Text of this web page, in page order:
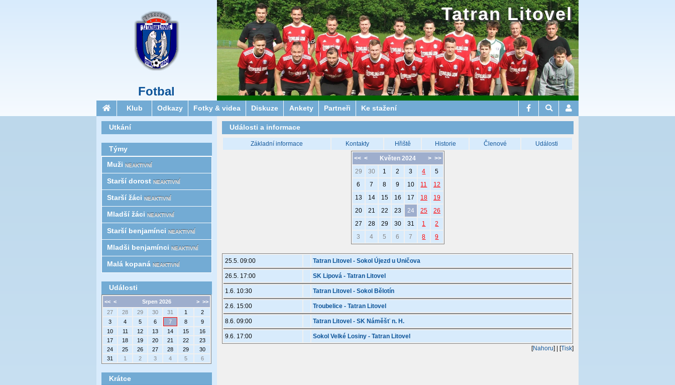
Fotbal
Tatran Litovel
Klub Odkazy Fotky & videa Diskuze Ankety Partneři Ke stažení
Události a informace
Základní informace Kontakty Hřiště Historie Členové Události
<< < > >>
Květen 2024
29
30 1 2 3 4
5
6
7 8 9 10 11
12
13
14 15 16 17 18
19
20
21 22 23 24 25
26
27
28 29 30 31 1
2
3
4 5 6 7 8 9
25.5. 09:00 Tatran Litovel - Sokol Újezd u Uničova
26.5. 17:00 SK Lipová - Tatran Litovel
1.6. 10:30 Tatran Litovel - Sokol Bělotín
2.6. 15:00 Troubelice - Tatran Litovel
8.6. 09:00 Tatran Litovel - SK Náměšť n. H.
9.6. 17:00
Sokol Velké Losiny - Tatran Litovel
[Nahoru] | [Tisk]
Utkání
Týmy
Muži NEAKTIVNÍ
Starší­ dorost NEAKTIVNÍ
Starší žáci NEAKTIVNÍ
Mladší žáci NEAKTIVNÍ
Starší benjamínci NEAKTIVNÍ
Mladši benjamínci NEAKTIVNÍ
Malá kopaná NEAKTIVNÍ
Události
<< < > >>
Srpen 2026
27
28 29 30 31 1
2
3
4 5 6 7 8
9
10
11 12 13 14 15
16
17
18 19 20 21 22
23
24
25 26 27 28 29
30
31
1 2 3 4 5 6
Krátce